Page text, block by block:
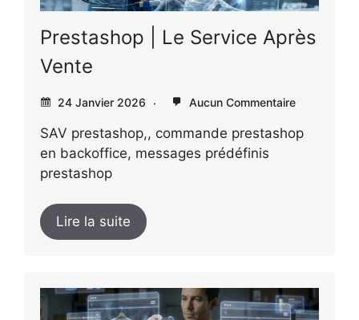
Prestashop | Le Service Après
Vente
24 Janvier 2026 Aucun Commentaire
SAV prestashop,, commande prestashop
en backoffice, messages prédéfinis
prestashop
Lire la suite